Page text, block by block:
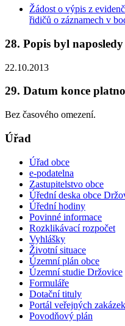
Žádost o výpis z
řidičů o záznamech v
28. Popis byl
22.10.2013
29. Datum konce
Bez časového omezení.
Úřad
Úřad obce
e-podatelna
Zastupitelstvo obce
Úřední deska obce
Úřední hodiny
Povinné informace
Rozklikávací rozpočet
Vyhlášky
Životní situace
Územní plán obce
Územní studie Držovice
Formuláře
Dotační tituly
Portál veřejných zakázek
Povodňový plán